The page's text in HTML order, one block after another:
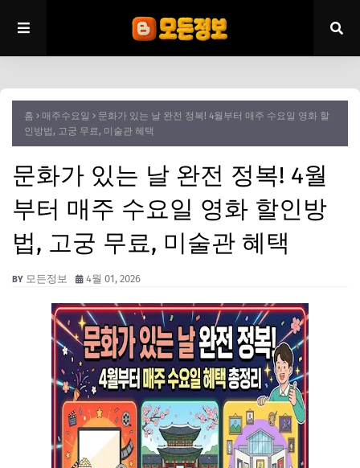
홈 매주수요일
문화가 있는 날 완전 정복! 4월부터 매주 수요일 영화 할
인방법, 고궁 무료, 미술관 혜택
문화가 있는 날 완전 정복! 4월
부터 매주 수요일 영화 할인방
법, 고궁 무료, 미술관 혜택
모든정보 4월 01, 2026